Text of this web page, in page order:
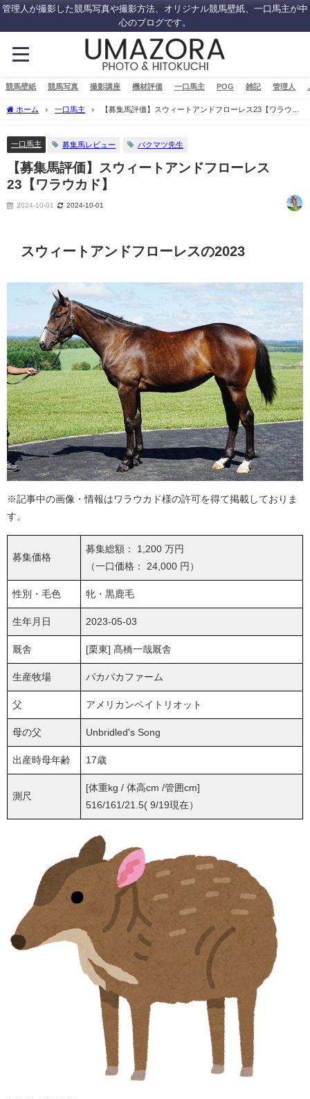
管理人が撮影した競馬写真や撮影方法、オリジナル競馬壁紙、一口馬主が中
心のブログです。
競馬壁紙 競馬写真 撮影講座 機材評価 一口馬主 POG 雑記 管理人
ホーム 一口馬主
【募集馬評価】スウィートアンドフローレス23【ワラウカ
一口馬主 募集馬レビュー バクマツ先生
【募集馬評価】スウィートアンドフローレス
23【ワラウカド】
2024-10-01 2024-10-01
スウィートアンドフローレスの2023
※記事中の画像・情報はワラウカド様の許可を得て掲載しておりま
す。
募集価格
募集総額： 1,200 万円
（一口価格： 24,000 円）
性別・毛色 牝・黒鹿毛
生年月日 2023-05-03
厩舎 [栗東] 髙橋一哉厩舎
生産牧場 パカパカファーム
父 アメリカンペイトリオット
母の父 Unbridled's Song
出産時母年齢 17歳
測尺
[体重kg / 体高cm /管囲cm]
516/161/21.5( 9/19現在）